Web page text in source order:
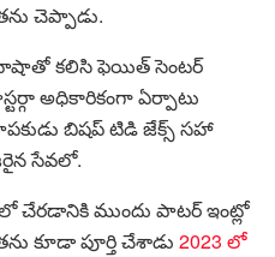
చెప్పాడు.
కలిసి ఫెయిత్ సెంటర్
అధికారికంగా ఏర్పాటు
బిషప్ టిడి జేక్స్ సహా
సేవలో.
చేరడానికి ముందు పాటర్ ఇంట్లో
కూడా పూర్తి చేశాడు 2023 లో